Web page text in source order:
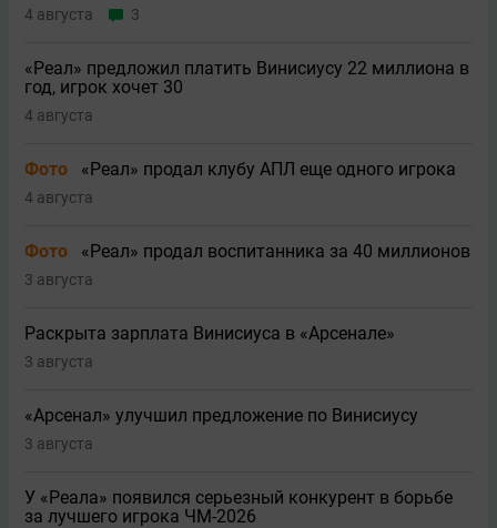
4 августа 3
«Реал» предложил платить Винисиусу 22 миллиона в
год, игрок хочет 30
4 августа
Фото «Реал» продал клубу АПЛ еще одного игрока
4 августа
Фото «Реал» продал воспитанника за 40 миллионов
3 августа
Раскрыта зарплата Винисиуса в «Арсенале»
3 августа
«Арсенал» улучшил предложение по Винисиусу
3 августа
У «Реала» появился серьезный конкурент в борьбе
за лучшего игрока ЧМ-2026